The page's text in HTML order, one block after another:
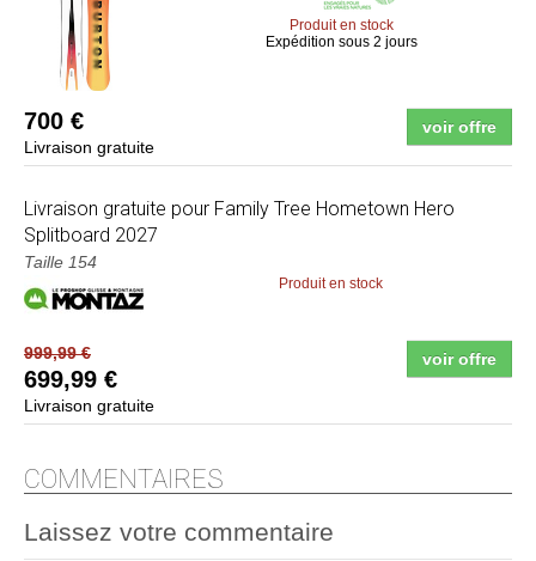
Produit en stock
Expédition sous 2 jours
700 €
Livraison gratuite
voir offre
Livraison gratuite pour Family Tree Hometown Hero
Splitboard 2027
Taille 154
Produit en stock
999,99 €
699,99 €
Livraison gratuite
voir offre
COMMENTAIRES
Laissez votre commentaire